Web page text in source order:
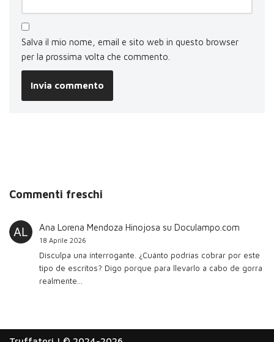
Salva il mio nome, email e sito web in questo browser
per la prossima volta che commento.
Commenti freschi
Ana Lorena Mendoza Hinojosa su Doculampo.com
18 Aprile 2026
Disculpa una interrogante. ¿Cuánto podrías cobrar por este
tipo de escritos? Digo porque para llevarlo a cabo de gorra
realmente…